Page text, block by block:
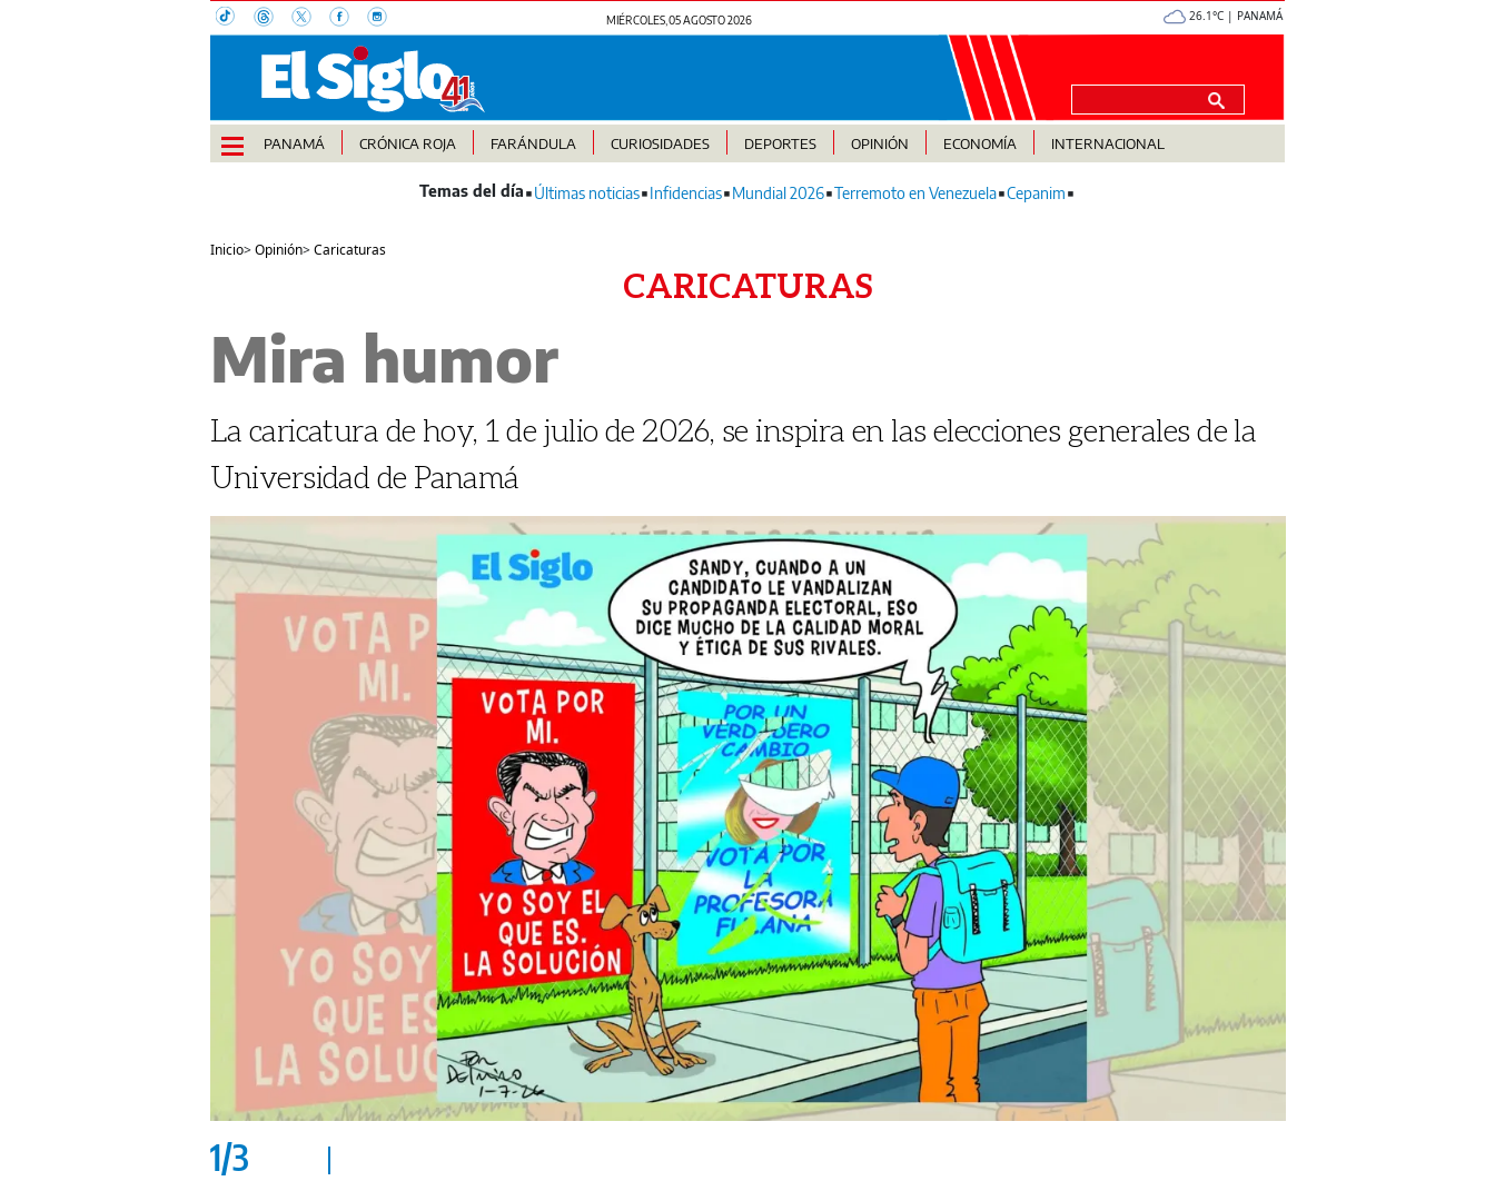
MIÉRCOLES, 05 AGOSTO 2026 26.1°C | PANAMÁ
PANAMÁ CRÓNICA ROJA FARÁNDULA CURIOSIDADES DEPORTES OPINIÓN ECONOMÍA INTERNACIONAL
Últimas noticias Infidencias Mundial 2026 Terremoto en Venezuela Cepanim
Inicio>Opinión>Caricaturas
CARICATURAS
Mira humor
La caricatura de hoy, 1 de julio de 2026, se inspira en las elecciones generales de la
Universidad de Panamá
1/3